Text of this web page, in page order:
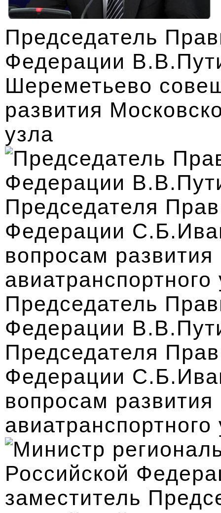
Председатель
Федерации
Шереметьево
развития
узла
Председатель
Федерации
Председателя
Федерации
вопросам развития
авиатранспортного